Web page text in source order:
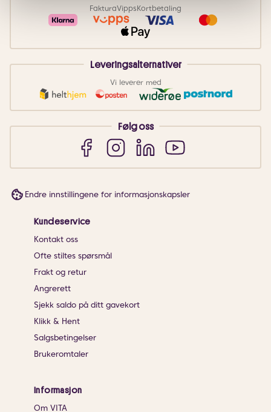
FakturaVippsKortbetaling
Leveringsalternativer
Vi leverer med
Følg oss
Endre innstillingene for informasjonskapsler
Kundeservice
Kontakt oss
Ofte stiltes spørsmål
Frakt og retur
Angrerett
Sjekk saldo på ditt gavekort
Klikk & Hent
Salgsbetingelser
Brukeromtaler
Informasjon
Om VITA